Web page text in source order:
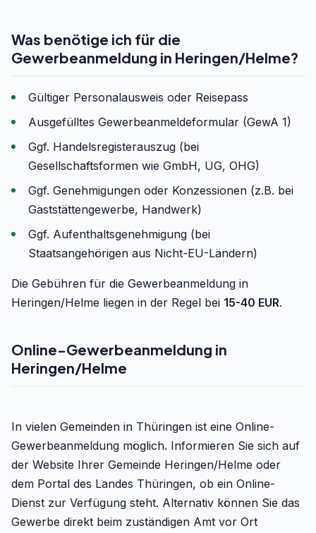
Was benötige ich für die
Gewerbeanmeldung in Heringen/Helme?
Gültiger Personalausweis oder Reisepass
Ausgefülltes Gewerbeanmeldeformular (GewA 1)
Ggf. Handelsregisterauszug (bei
Gesellschaftsformen wie GmbH, UG, OHG)
Ggf. Genehmigungen oder Konzessionen (z.B. bei
Gaststättengewerbe, Handwerk)
Ggf. Aufenthaltsgenehmigung (bei
Staatsangehörigen aus Nicht-EU-Ländern)
Die Gebühren für die Gewerbeanmeldung in
Heringen/Helme liegen in der Regel bei 15-40 EUR.
Online-Gewerbeanmeldung in
Heringen/Helme
In vielen Gemeinden in Thüringen ist eine Online-
Gewerbeanmeldung möglich. Informieren Sie sich auf
der Website Ihrer Gemeinde Heringen/Helme oder
dem Portal des Landes Thüringen, ob ein Online-
Dienst zur Verfügung steht. Alternativ können Sie das
Gewerbe direkt beim zuständigen Amt vor Ort